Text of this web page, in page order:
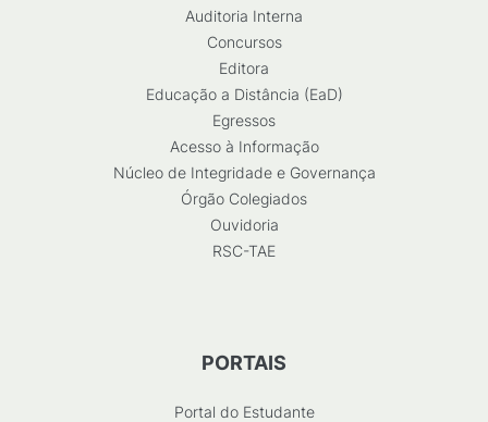
Auditoria Interna
Concursos
Editora
Educação a Distância (EaD)
Egressos
Acesso à Informação
Núcleo de Integridade e Governança
Órgão Colegiados
Ouvidoria
RSC-TAE
PORTAIS
Portal do Estudante